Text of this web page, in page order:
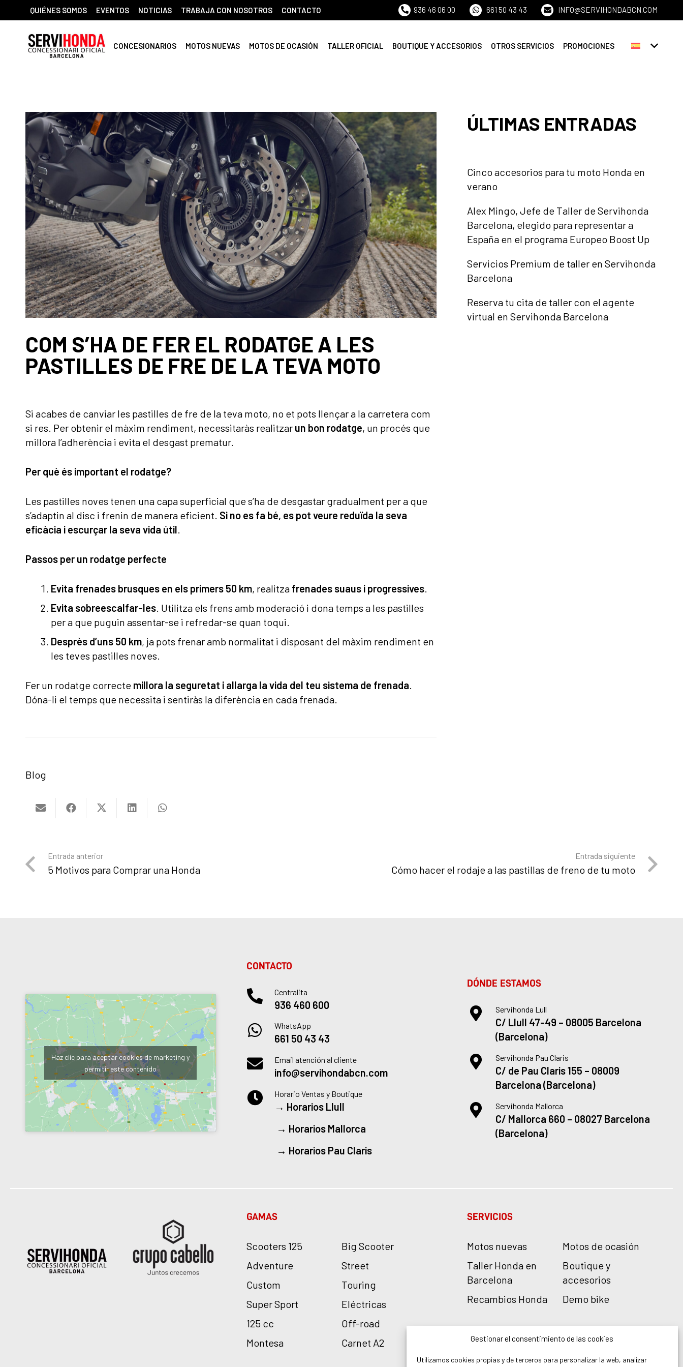
Gestionar el consentimiento de las cookies
Utilizamos cookies propias y de terceros para personalizar la web, analizar
QUIÉNES SOMOS EVENTOS NOTICIAS TRABAJA CON NOSOTROS CONTACTO 936 46 06 00 661 50 43 43 INFO@SERVIHONDABCN.COM
CONCESIONARIOS MOTOS NUEVAS MOTOS DE OCASIÓN TALLER OFICIAL BOUTIQUE Y ACCESORIOS OTROS SERVICIOS PROMOCIONES
COM S’HA DE FER EL RODATGE A LES
PASTILLES DE FRE DE LA TEVA MOTO
Si acabes de canviar les pastilles de fre de la teva moto, no et pots llençar a la carretera com
si res. Per obtenir el màxim rendiment, necessitaràs realitzar un bon rodatge, un procés que
millora l’adherència i evita el desgast prematur.
Per què és important el rodatge?
Les pastilles noves tenen una capa superficial que s’ha de desgastar gradualment per a que
s’adaptin al disc i frenin de manera eficient. Si no es fa bé, es pot veure reduïda la seva
eficàcia i escurçar la seva vida útil
Passos per un rodatge perfecte
Evita frenades brusques en els primers 50 km, realitza frenades suaus i progressives
Evita sobreescalfar-les . Utilitza els frens amb moderació i dona temps a les pastilles
per a que puguin assentar-se i refredar-se quan toqui.
Desprès d’uns 50 km, ja pots frenar amb normalitat i disposant del màxim rendiment en
les teves pastilles noves.
Fer un rodatge correcte millora la seguretat i allarga la vida del teu sistema de frenada
Dóna-li el temps que necessita i sentiràs la diferència en cada frenada.
Blog
ÚLTIMAS ENTRADAS
Cinco accesorios para tu moto Honda en
verano
Alex Mingo, Jefe de Taller de Servihonda
Barcelona, elegido para representar a
España en el programa Europeo Boost Up
Servicios Premium de taller en Servihonda
Barcelona
Reserva tu cita de taller con el agente
virtual en Servihonda Barcelona
Entrada anterior
5 Motivos para Comprar una Honda
Entrada siguiente
Cómo hacer el rodaje a las pastillas de freno de tu moto
Haz clic para aceptar cookies de marketing y
permitir este contenido
CONTACTO
Centralita
936 460 600
WhatsApp
661 50 43 43
Email atención al cliente
info@servihondabcn.com
Horario Ventas y Boutique
→ Horarios Llull
→ Horarios Mallorca
→ Horarios Pau Claris
DÓNDE ESTAMOS
Servihonda Lull
C/ Llull 47-49 – 08005 Barcelona
(Barcelona)
Servihonda Pau Claris
C/ de Pau Claris 155 – 08009
Barcelona (Barcelona)
Servihonda Mallorca
C/ Mallorca 660 – 08027 Barcelona
(Barcelona)
GAMAS
Scooters 125
Big Scooter
Adventure
Street
Custom
Touring
Super Sport
Eléctricas
125 cc
Off-road
Montesa
Carnet A2
SERVICIOS
Motos nuevas
Motos de ocasión
Taller Honda en
Barcelona
Boutique y
accesorios
Recambios Honda
Demo bike